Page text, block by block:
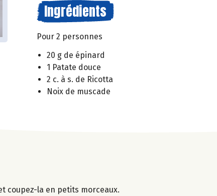
Ingrédients
Pour 2 personnes
20 g de épinard
1 Patate douce
2 c. à s. de Ricotta
Noix de muscade
coupez-la en petits morceaux.